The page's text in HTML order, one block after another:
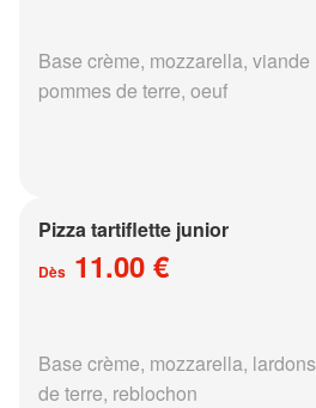
Base crème, mozzarella,
pommes de terre, oeuf
Pizza tartiflette junior
Dès 11.00 €
Base crème, mozzarella,
de terre, reblochon